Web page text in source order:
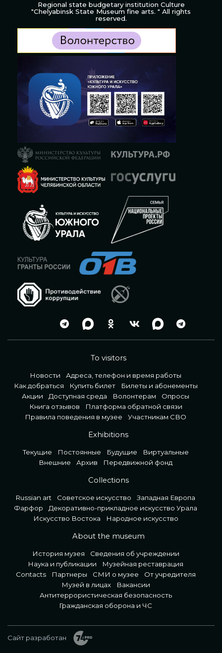
Regional state budgetary institution Culture
"Chelyabinsk State Museum fine arts. " All rights
reserved.
To visitors
Новости
Адреса, телефон и время работы
Как добраться
Купить билет
Билеты и абонементы
Акции
Доступная среда Волонтерам
Опросы
Книга отзывов
Платформа обратной связи
Правила поведения в музее
Участникам СВО
Exhibitions
Текущие Постоянные Будущие
Виртуальные
Внешние
Архив Передвижной фонд
Collections
Russian art Советское искусство
Западная Европа
Фарфор
Декоративно-прикладное искусство Урала
Искусство Востока
Народное искусство
About the museum
История музея
Сведения об учреждении
Наука и публикации
Музейная реставрация
Contacts
Партнеры СМИ о музее
От учредителя
Музей в лицах
Вакансии
Антитеррористическая безопасность
Гражданская оборона и ЧС
Сайт разработан